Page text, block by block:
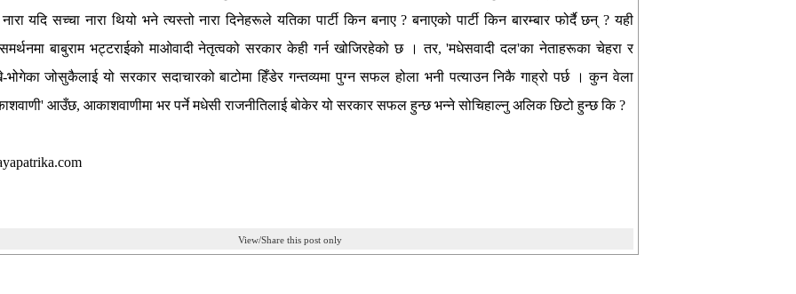
यदि सच्चा नारा थियो भने त्यस्तो नारा दिनेहरूले यतिका पार्टी किन बनाए ? बनाएको पार्टी किन बारम्बार फोर्दै छन् ? यही
बाबुराम भट्टराईको माओवादी नेतृत्वको सरकार केही गर्न खोजिरहेको छ । तर, 'मधेसवादी दल'का नेताहरूका चेहरा र
भोगेका जोसुकैलाई यो सरकार सदाचारको बाटोमा हिँडेर गन्तव्यमा पुग्न सफल होला भनी पत्याउन निकै गाह्रो पर्छ । कुन वेला
आउँछ, आकाशवाणीमा भर पर्ने मधेसी राजनीतिलाई बोकेर यो सरकार सफल हुन्छ भन्ने सोचिहाल्नु अलिक छिटो हुन्छ कि ?
View/Share this post only